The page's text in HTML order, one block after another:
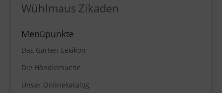
Wühlmaus Zikaden
Menüpunkte
Das Garten-Lexikon
Die Händlersuche
Unser Onlinekatalog